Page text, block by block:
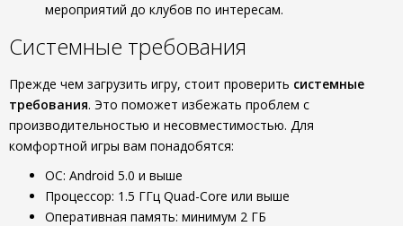
мероприятий до клубов по интересам.
Системные требования
Прежде чем загрузить игру, стоит проверить системные
требования. Это поможет избежать проблем с
производительностью и несовместимостью. Для
комфортной игры вам понадобятся:
ОС: Android 5.0 и выше
Процессор: 1.5 ГГц Quad-Core или выше
Оперативная память: минимум 2 ГБ